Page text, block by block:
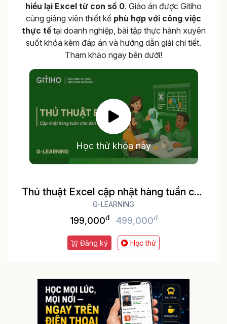
hiểu lại Excel từ con số 0. Giáo án được Gitiho
cùng giảng viên thiết kế phù hợp với công việc
thực tếtại doanh nghiệp, bài tập thực hành xuyên
suốt khóa kèm đáp án và hướng dẫn giải chi tiết.
Tham khảo ngay bên dưới!
Học thử khóa này
Thủ thuật Excel cập nhật hàng tuần cho
dân văn phòng
G-LEARNING
199,000đ 499,000đ
Đăng ký Học thử